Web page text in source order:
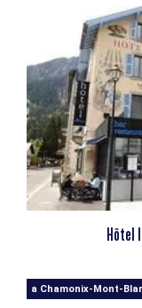
Hôtel
a Chamonix-Mont-